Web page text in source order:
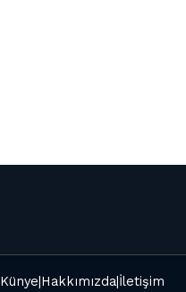
Künye Hakkımızda İletişim